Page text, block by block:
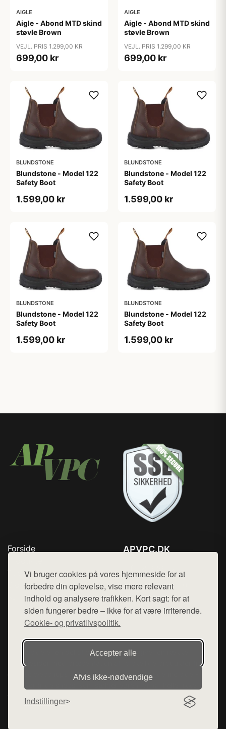
Vi bruger cookies på vores hjemmeside for at
forbedre din oplevelse, vise mere relevant
indhold og analysere trafikken. Kort sagt: for at
siden fungerer bedre – ikke for at være irriterende.
Cookie- og privatlivspolitik.
Accepter alle
Afvis ikke‑nødvendige
Indstillinger
AIGLE
Aigle - Abond MTD skind
støvle Brown
VEJL. PRIS 1.299,00 KR
699,00 kr
AIGLE
Aigle - Abond MTD skind
støvle Brown
VEJL. PRIS 1.299,00 KR
699,00 kr
BLUNDSTONE
Blundstone - Model 122
Safety Boot
1.599,00 kr
BLUNDSTONE
Blundstone - Model 122
Safety Boot
1.599,00 kr
BLUNDSTONE
Blundstone - Model 122
Safety Boot
1.599,00 kr
BLUNDSTONE
Blundstone - Model 122
Safety Boot
1.599,00 kr
Forside
Top Rabatter
Blog
Kontakt
APVPC.DK
Mail: hej@want.dk
Cookie- og privatlivspolitik
Denne side er en del af want.dk, der udgiver en række
hjemmesider med præsentation af forskellige produkter fra
diverse webshops. Der sælges ikke varer fra denne side - vi
varerne på lager.